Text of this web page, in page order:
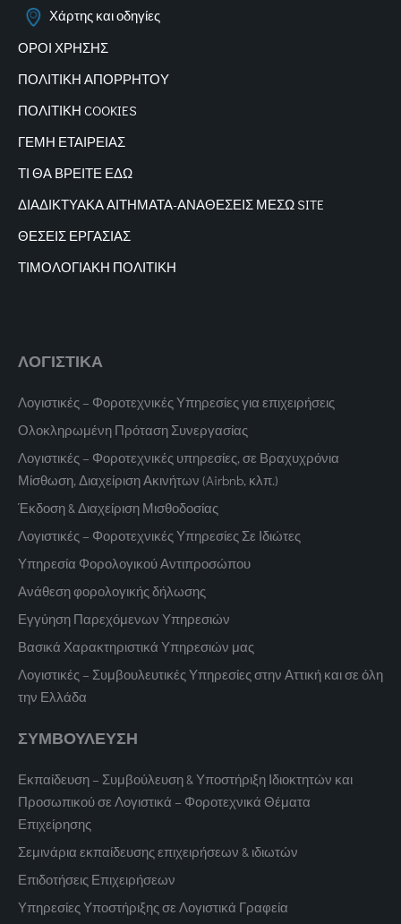
Χάρτης και οδηγίες
ΟΡΟΙ ΧΡΗΣΗΣ
ΠΟΛΙΤΙΚΗ ΑΠΟΡΡΗΤΟΥ
ΠΟΛΙΤΙΚΗ COOKIES
ΓΕΜΗ ΕΤΑΙΡΕΙΑΣ
ΤΙ ΘΑ ΒΡΕΙΤΕ ΕΔΩ
ΔΙΑΔΙΚΤΥΑΚΑΑΙΤΗΜΑΤΑ-ΑΝΑΘΕΣΕΙΣ ΜΕΣΩ SITE
ΘΕΣΕΙΣ ΕΡΓΑΣΙΑΣ
ΤΙΜΟΛΟΓΙΑΚΗ ΠΟΛΙΤΙΚΗ
ΛΟΓΙΣΤΙΚΑ
Λογιστικές – Φοροτεχνικές Υπηρεσίες για επιχειρήσεις
Ολοκληρωμένη Πρόταση Συνεργασίας
Λογιστικές – Φοροτεχνικές υπηρεσίες, σε Βραχυχρόνια
Μίσθωση, Διαχείριση Ακινήτων (Airbnb, κλπ.)
Έκδοση & Διαχείριση Μισθοδοσίας
Λογιστικές – Φοροτεχνικές Υπηρεσίες Σε Ιδιώτες
Υπηρεσία Φορολογικού Αντιπροσώπου
Ανάθεση φορολογικής δήλωσης
Εγγύηση Παρεχόμενων Υπηρεσιών
Βασικά Χαρακτηριστικά Υπηρεσιών μας
Λογιστικές – Συμβουλευτικές Υπηρεσίες στην Αττική και σε όλη
την Ελλάδα
ΣΥΜΒΟΥΛΕΥΣΗ
Εκπαίδευση – Συμβούλευση & Υποστήριξη Ιδιοκτητών και
Προσωπικού σε Λογιστικά – Φοροτεχνικά Θέματα
Επιχείρησης
Σεμινάρια εκπαίδευσης επιχειρήσεων & ιδιωτών
Επιδοτήσεις Επιχειρήσεων
Υπηρεσίες Υποστήριξης σε Λογιστικά Γραφεία